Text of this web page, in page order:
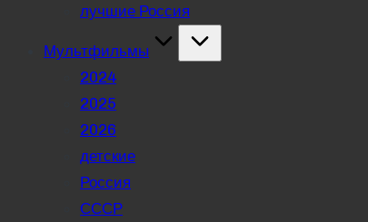
лучшие Россия
Мультфильмы
2024
2025
2026
детские
Россия
СССР